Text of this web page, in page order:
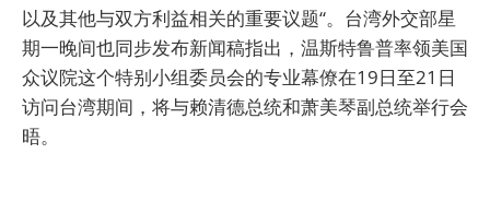
以及其他与双方利益相关的重要议题“。台湾外交部星
期一晚间也同步发布新闻稿指出，温斯特鲁普率领美国
众议院这个特别小组委员会的专业幕僚在19日至21日
访问台湾期间，将与赖清德总统和萧美琴副总统举行会
晤。